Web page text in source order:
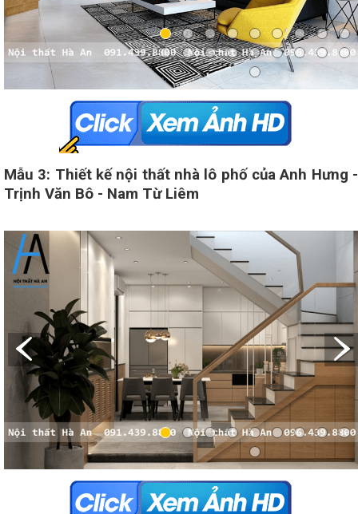
Mẫu 3: Thiết kế nội thất nhà lô phố của Anh Hưng -
Trịnh Văn Bô - Nam Từ Liêm